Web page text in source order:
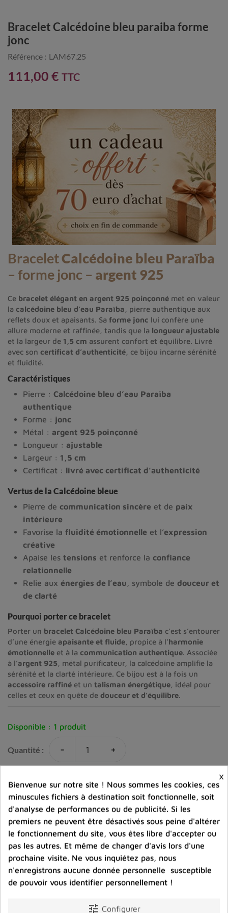
Bracelet Calcédoine bleu paraiba forme
jonc
Référence : LAM67.25
111,00 € TTC
BraceletCalcédoine bleu Paraïba
– forme jonc – argent 925
Ce bracelet élégant en argent 925 poinçonné met en valeur
la calcédoine bleu d’eau Paraïba , pierre authentique aux
reflets doux et apaisants. Sa forme jonc lui confère une
allure moderne et raffinée, tandis que la longueur ajustable
et la largeur de 1,5 cm assurent confort et équilibre. Livré
avec son certificat d’authenticité , ce bijou incarne sérénité
et fluidité.
Caractéristiques
Pierre : Calcédoine bleu d’eau Paraïba
authentique
Forme : jonc
Métal : argent 925 poinçonné
Longueur : ajustable
Largeur : 1,5 cm
Certificat : livré avec certificat d’authenticité
Vertus de la Calcédoine bleue
Pierre de communication sincère et de paix
intérieure
Favorise la fluidité émotionnelle et l’expression
créative
Apaise les tensions et renforce la confiance
relationnelle
Relie aux énergies de l’eau , symbole de douceur et
de clarté
Pourquoi porter ce bracelet
Porter un bracelet Calcédoine bleu Paraïba c’est s’entourer
d’une énergie apaisante et fluide , propice à l’harmonie
émotionnelle et à la communication authentique. Associée
à l’argent 925 , métal purificateur, la calcédoine amplifie la
sérénité et la clarté intérieure. Ce bijou est à la fois un
accessoire raffiné et un talisman énergétique , idéal pour
celles et ceux en quête de douceur et d’équilibre.
Disponible : 1 produit
Quantité : - +
Ajouter au panier favorite_border
Ajouter à la comparaison
help_outline Posez une question sur ce produit
×
Bienvenue sur notre site ! Nous sommes les cookies, ces
minuscules fichiers à destination soit fonctionnelle, soit
d'analyse de performances ou de publicité. Si les
premiers ne peuvent être désactivés sous peine d'altérer
le fonctionnement du site, vous êtes libre d'accepter ou
pas les autres. Et même de changer d'avis lors d'une
prochaine visite. Ne vous inquiétez pas, nous
n'enregistrons aucune donnée personnelle susceptible
de pouvoir vous identifier personnellement !
tune Configurer